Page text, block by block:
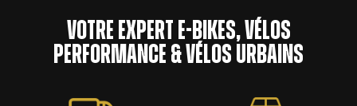
Votre expert e-bikes, vélos
performance & vélos urbains